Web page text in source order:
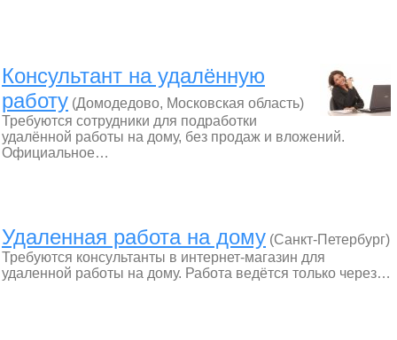
Консультант на удалённую
работу (Домодедово, Московская область)
Требуются сотрудники для подработки
удалённой работы на дому, без продаж и вложений.
Официальное…
Удаленная работа на дому (Санкт-Петербург)
Требуются консультанты в интернет-магазин для
удаленной работы на дому. Работа ведётся только через…